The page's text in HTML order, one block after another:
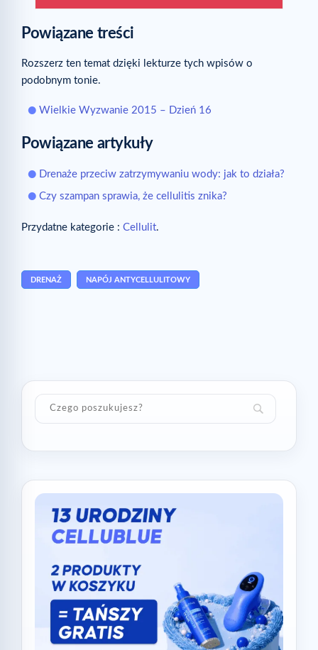
Powiązane treści
Rozszerz ten temat dzięki lekturze tych wpisów o
podobnym tonie.
Wielkie Wyzwanie 2015 – Dzień 16
Powiązane artykuły
Drenaże przeciw zatrzymywaniu wody: jak to działa?
Czy szampan sprawia, że cellulitis znika?
Przydatne kategorie : Cellulit.
DRENAŻ NAPÓJ ANTYCELLULITOWY